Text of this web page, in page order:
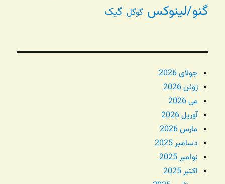
گنو/لینوکس گوگل گیک
جولای 2026
ژوئن 2026
می 2026
آوریل 2026
مارس 2026
دسامبر 2025
نوامبر 2025
اکتبر 2025